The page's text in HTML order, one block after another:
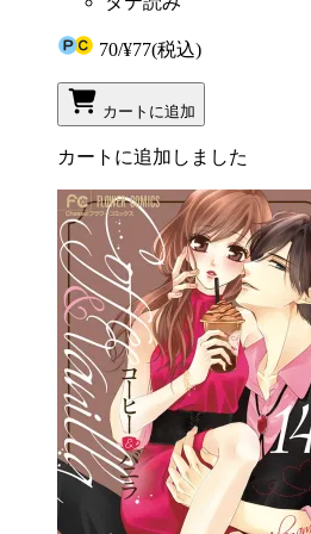
70/¥77(税込)
カートに追加
カートに追加しました